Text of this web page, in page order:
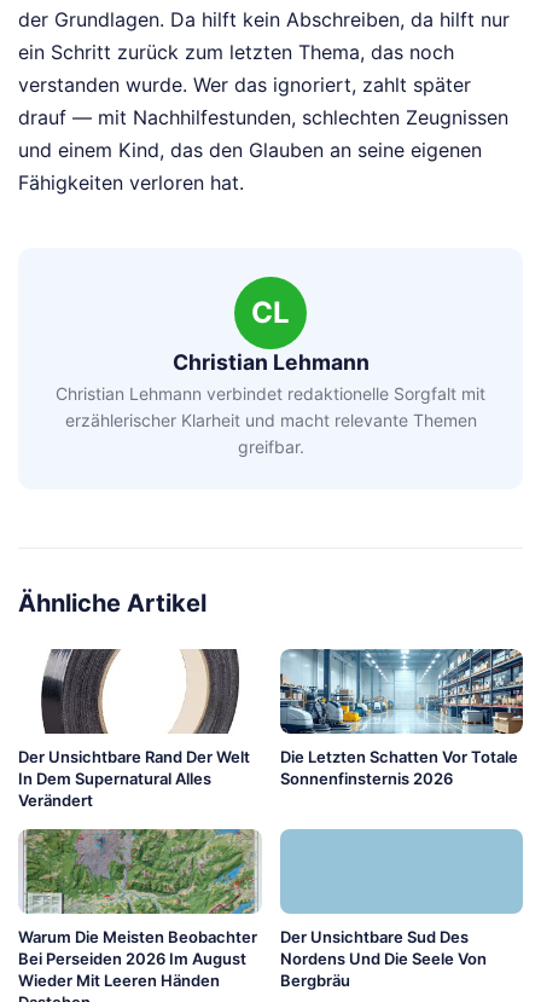
der Grundlagen. Da hilft kein Abschreiben, da hilft nur
ein Schritt zurück zum letzten Thema, das noch
verstanden wurde. Wer das ignoriert, zahlt später
drauf — mit Nachhilfestunden, schlechten Zeugnissen
und einem Kind, das den Glauben an seine eigenen
Fähigkeiten verloren hat.
CL
Christian Lehmann
Christian Lehmann verbindet redaktionelle Sorgfalt mit
erzählerischer Klarheit und macht relevante Themen
greifbar.
Ähnliche Artikel
Der Unsichtbare Rand Der Welt
In Dem Supernatural Alles
Verändert
Die Letzten Schatten Vor Totale
Sonnenfinsternis 2026
Warum Die Meisten Beobachter
Bei Perseiden 2026 Im August
Wieder Mit Leeren Händen
Der Unsichtbare Sud Des
Nordens Und Die Seele Von
Bergbräu